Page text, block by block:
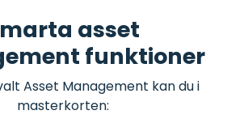
asset
funktioner
Asset Management kan du i
masterkorten: